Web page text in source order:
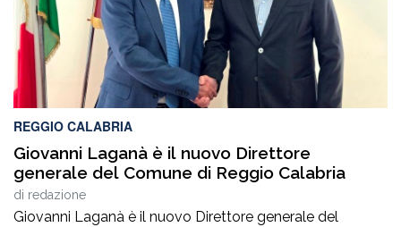
REGGIO CALABRIA
Giovanni Laganà è il nuovo Direttore
generale del Comune di Reggio Calabria
di redazione
Giovanni Laganà è il nuovo Direttore generale del